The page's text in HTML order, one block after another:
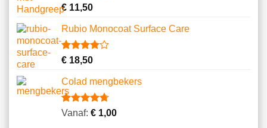
Gewaardeerd
4.67
gebaseerd
op
6
klantbeoordelingen
€11,50
Rubio Monocoat Surface Care
Gewaardeerd
5
gebaseerd
op
2
€18,50
Colad mengbekers
Gewaardeerd
8
Vanaf: €1,00